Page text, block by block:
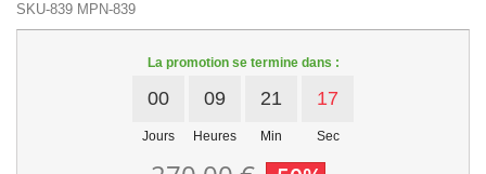
SKU-839 MPN-839
La promotion se termine dans :
00
Jours
09
Heures
21
Min
17
Sec